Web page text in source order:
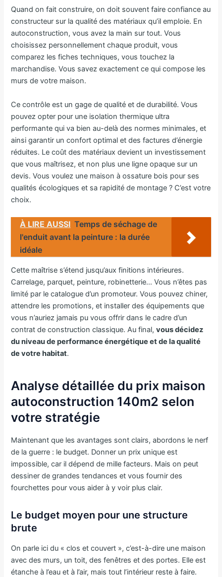
Quand on fait construire, on doit souvent faire confiance au
constructeur sur la qualité des matériaux qu’il emploie. En
autoconstruction, vous avez la main sur tout. Vous
choisissez personnellement chaque produit, vous
comparez les fiches techniques, vous touchez la
marchandise. Vous savez exactement ce qui compose les
murs de votre maison.
Ce contrôle est un gage de qualité et de durabilité. Vous
pouvez opter pour une isolation thermique ultra
performante qui va bien au-delà des normes minimales, et
ainsi garantir un confort optimal et des factures d’énergie
réduites. Le coût des matériaux devient un investissement
que vous maîtrisez, et non plus une ligne opaque sur un
devis. Vous voulez une maison à ossature bois pour ses
qualités écologiques et sa rapidité de montage ? C’est votre
choix.
À LIRE AUSSI Temps de séchage de
l'enduit avant la peinture : la durée
idéale
Cette maîtrise s’étend jusqu’aux finitions intérieures.
Carrelage, parquet, peinture, robinetterie… Vous n’êtes pas
limité par le catalogue d’un promoteur. Vous pouvez chiner,
attendre les promotions, et installer des équipements que
vous n’auriez jamais pu vous offrir dans le cadre d’un
contrat de construction classique. Au final,vous décidez
du niveau de performance énergétique et de la qualité
de votre habitat.
Analyse détaillée du prix maison
autoconstruction 140m2 selon
votre stratégie
Maintenant que les avantages sont clairs, abordons le nerf
de la guerre : le budget. Donner un prix unique est
impossible, car il dépend de mille facteurs. Mais on peut
dessiner de grandes tendances et vous fournir des
fourchettes pour vous aider à y voir plus clair.
Le budget moyen pour une structure
brute
On parle ici du « clos et couvert », c’est-à-dire une maison
avec des murs, un toit, des fenêtres et des portes. Elle est
étanche à l’eau et à l’air, mais tout l’intérieur reste à faire.